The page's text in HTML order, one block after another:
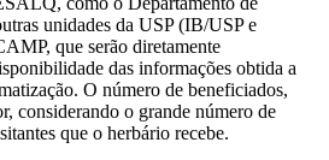
unidades da USP (IB/USP e
que serão diretamente
das informações obtida a
O número de beneficiados,
considerando o grande número de
que o herbário recebe.